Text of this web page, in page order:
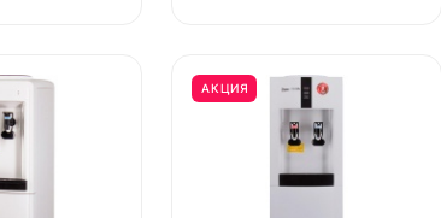
АКЦИЯ